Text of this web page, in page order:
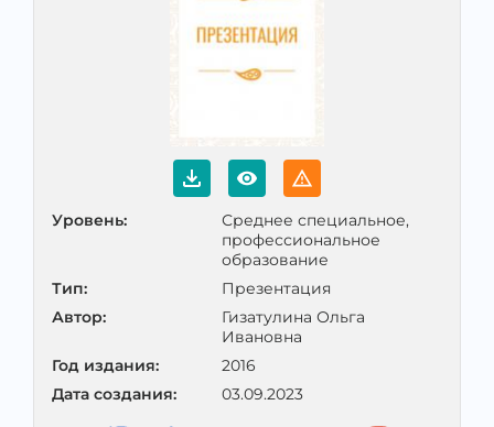
Уровень:
Среднее специальное,
профессиональное
образование
Тип:
Презентация
Автор:
Гизатулина Ольга
Ивановна
Год издания:
2016
Дата создания: 03.09.2023